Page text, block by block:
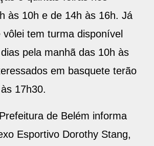
às 10h e de 14h às 16h. Já
vôlei tem turma disponível
pela manhã das 10h às
em basquete terão
17h30.
de Belém informa
Esportivo Dorothy Stang,